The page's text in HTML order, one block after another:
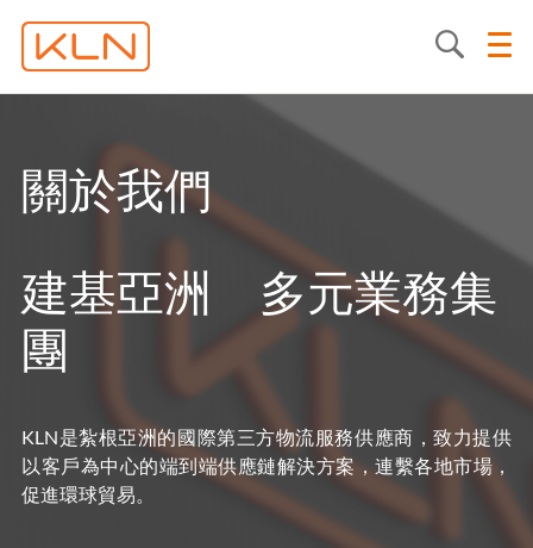
關於我們
建基亞洲 多元業務集
團
KLN是紮根亞洲的國際第三方物流服務供應商，致力提供
以客戶為中心的端到端供應鏈解決方案，連繫各地市場，
促進環球貿易。